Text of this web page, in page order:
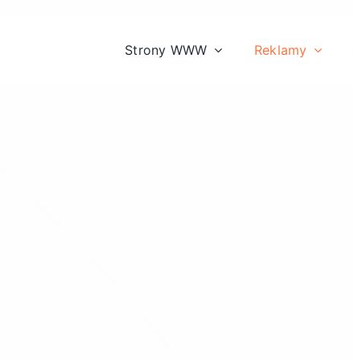
Strony WWW Reklamy